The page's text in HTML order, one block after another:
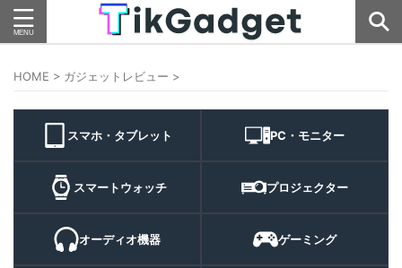
HOME > ガジェットレビュー >
スマホ・タブレット PC・モニター
スマートウォッチ プロジェクター
オーディオ機器 ゲーミング